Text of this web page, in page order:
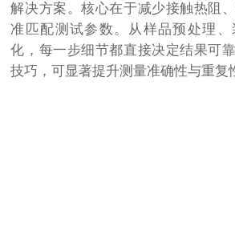
解决方案。核心在于减少接触热阻
准匹配测试参数。从样品预处理
化，每一步细节都直接决定结果可
技巧，可显著提升测量准确性与重复